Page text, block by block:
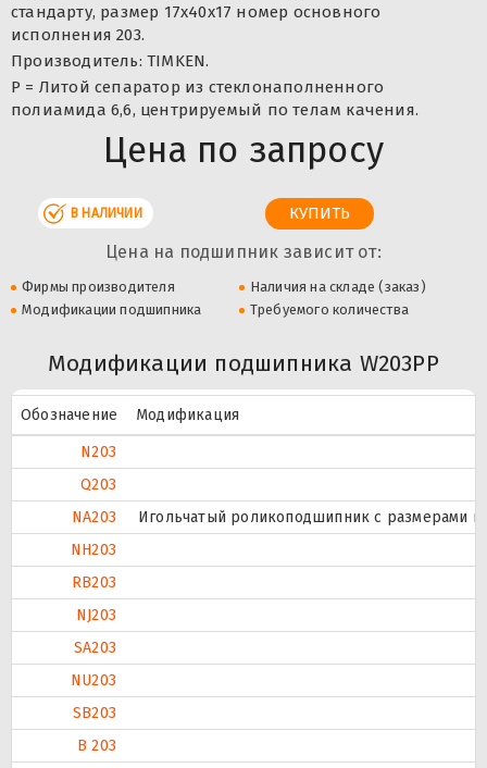
стандарту, размер 17x40x17 номер основного
исполнения 203.
Производитель: TIMKEN.
P = Литой сепаратор из стеклонаполненного
полиамида 6,6, центрируемый по телам качения.
Цена по запросу
В НАЛИЧИИ
Цена на подшипник зависит от:
Фирмы производителя
Наличия на складе (заказ)
Модификации подшипника
Требуемого количества
Модификации подшипника W203PP
Обозначение
Модификация
N203
Q203
NA203
Игольчатый роликоподшипник с размерами
NH203
RB203
NJ203
SA203
NU203
SB203
B 203